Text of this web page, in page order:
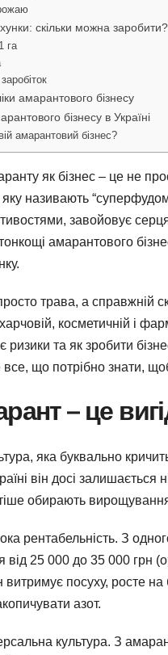
скільки можна заробити?
га
амарантового бізнесу
бізнесу в Україні
амарантовий бізнес?
як бізнес – це не
яку називають
завойовує
амарантового
трава, а справжній
косметичній і
є ризики та як зробити
все, що потрібно знати,
– це
яка буквально
він досі
обирають
рентабельність. З
від 25 000 до 35 000 грн
витримує посуху, росте на
азот.
культура. З